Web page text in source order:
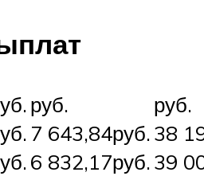
руб.
руб.
7 643,84руб.38
6 832,17руб.39